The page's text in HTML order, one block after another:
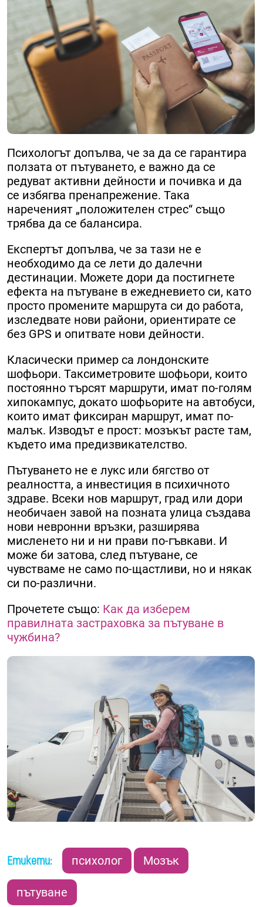
Психологът допълва, че за да се гарантира
ползата от пътуването, е важно да се
редуват активни дейности и почивка и да
се избягва пренапрежение. Така
нареченият „положителен стрес“ също
трябва да се балансира.
Експертът допълва, че за тази не е
необходимо да се лети до далечни
дестинации. Можете дори да постигнете
ефекта на пътуване в ежедневието си, като
просто промените маршрута си до работа,
изследвате нови райони, ориентирате се
без GPS и опитвате нови дейности.
Класически пример са лондонските
шофьори. Таксиметровите шофьори, които
постоянно търсят маршрути, имат по-голям
хипокампус, докато шофьорите на автобуси,
които имат фиксиран маршрут, имат по-
малък. Изводът е прост: мозъкът расте там,
където има предизвикателство.
Пътуването не е лукс или бягство от
реалността, а инвестиция в психичното
здраве. Всеки нов маршрут, град или дори
необичаен завой на позната улица създава
нови невронни връзки, разширява
мисленето ни и ни прави по-гъвкави. И
може би затова, след пътуване, се
чувстваме не само по-щастливи, но и някак
си по-различни.
Прочетете също: Как да изберем
правилната застраховка за пътуване в
чужбина?
Етикети: психолог Мозък
пътуване